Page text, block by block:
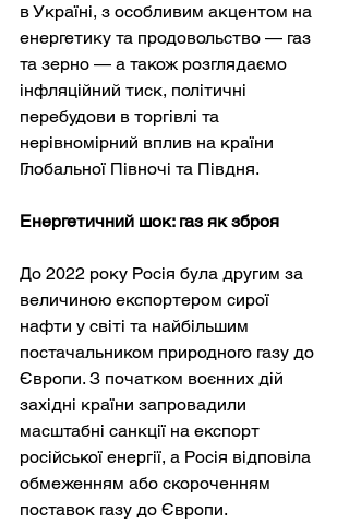
в Україні, з особливим акцентом на
енергетику та продовольство — газ
та зерно — а також розглядаємо
інфляційний тиск, політичні
перебудови в торгівлі та
нерівномірний вплив на країни
Глобальної Півночі та Півдня.
Енергетичний шок: газ як зброя
До 2022 року Росія була другим за
величиною експортером сирої
нафти у світі та найбільшим
постачальником природного газу до
Європи. З початком воєнних дій
західні країни запровадили
масштабні санкції на експорт
російської енергії, а Росія відповіла
обмеженням або скороченням
поставок газу до Європи.